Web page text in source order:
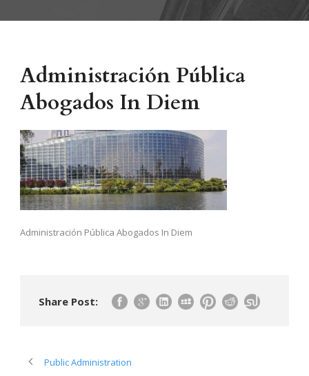
Administración Pública
Abogados In Diem
Administración Pública Abogados In Diem
Share Post:
Public Administration